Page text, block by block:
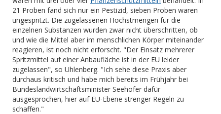
21 Proben fand sich nur ein Pestizid, sieben Proben waren
ungespritzt. Die zugelassenen Höchstmengen für die
einzelnen Substanzen wurden zwar nicht überschritten, ob
und wie die Mittel aber im menschlichen Körper miteinander
reagieren, ist noch nicht erforscht. "Der Einsatz mehrerer
Spritzmittel auf einer Anbaufläche ist in der EU leider
zugelassen", so Uhlenberg. "Ich sehe diese Praxis aber
durchaus kritisch und habe mich bereits im Frühjahr bei
Bundeslandwirtschaftsminister Seehofer dafür
ausgesprochen, hier auf EU-Ebene strenger Regeln zu
schaffen."